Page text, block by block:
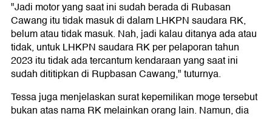
"Jadi motor yang saat ini sudah berada di Rubasan
Cawang itu tidak masuk di dalam LHKPN saudara RK,
belum atau tidak masuk. Nah, jadi kalau ditanya ada atau
tidak, untuk LHKPN saudara RK per pelaporan tahun
2023 itu tidak ada tercantum kendaraan yang saat ini
sudah dititipkan di Rupbasan Cawang," tuturnya.
Tessa juga menjelaskan surat kepemilikan moge tersebut
bukan atas nama RK melainkan orang lain. Namun, dia